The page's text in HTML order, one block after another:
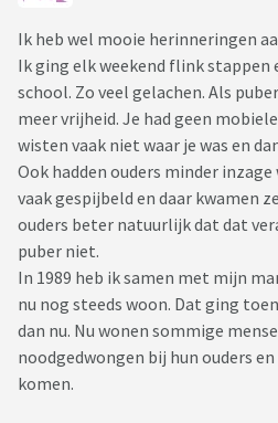
Ik heb wel mooie herinneringen
Ik ging elk weekend flink stappen
school. Zo veel gelachen. Als
meer vrijheid. Je had geen
wisten vaak niet waar je was en
Ook hadden ouders minder
vaak gespijbeld en daar kwamen
ouders beter natuurlijk dat dat
puber niet.
In 1989 heb ik samen met mijn
nu nog steeds woon. Dat ging
dan nu. Nu wonen sommige
noodgedwongen bij hun ouders
komen.